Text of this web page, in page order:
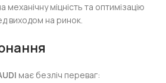
механічну міцність та оптимізацію
виходом на ринок.
має безліч переваг: